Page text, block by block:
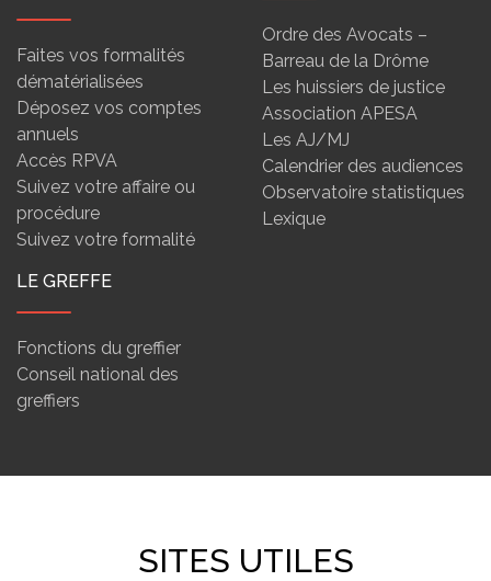
Faites vos formalités
dématérialisées
Déposez vos comptes
annuels
Accès RPVA
Suivez votre affaire ou
procédure
Suivez votre formalité
Ordre des Avocats –
Barreau de la Drôme
Les huissiers de justice
Association APESA
Les AJ/MJ
Calendrier des audiences
Observatoire statistiques
Lexique
LE GREFFE
Fonctions du greffier
Conseil national des
greffiers
SITES UTILES